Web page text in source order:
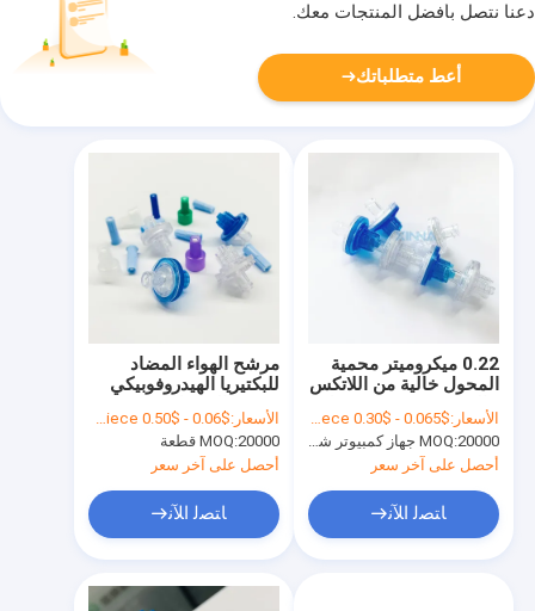
دعنا نتصل بأفضل المنتجات معك.
أعط متطلباتك
مرشح الهواء المضاد
للبكتيريا الهيدروفوبيكي
ميكرون 23 ملم
الأسعار:$0.06 - $0.50 per piece
MOQ:20000 قطعة
أحصل على آخر سعر
ﺎﺘﺼﻟ ﺍﻶﻧ
0.22 ميكروميتر محمية
المحول خالية من اللاتكس
لوير ABS
الأسعار:$0.065 - $0.30 per piece
MOQ:20000 جهاز كمبيوتر شخصى
أحصل على آخر سعر
ﺎﺘﺼﻟ ﺍﻶﻧ